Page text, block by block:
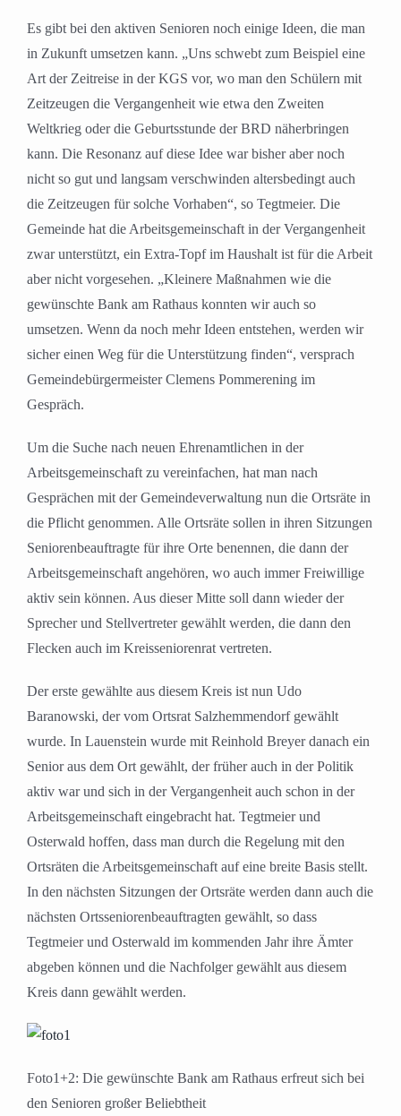
Es gibt bei den aktiven Senioren noch einige Ideen, die man
in Zukunft umsetzen kann. „Uns schwebt zum Beispiel eine
Art der Zeitreise in der KGS vor, wo man den Schülern mit
Zeitzeugen die Vergangenheit wie etwa den Zweiten
Weltkrieg oder die Geburtsstunde der BRD näherbringen
kann. Die Resonanz auf diese Idee war bisher aber noch
nicht so gut und langsam verschwinden altersbedingt auch
die Zeitzeugen für solche Vorhaben“, so Tegtmeier. Die
Gemeinde hat die Arbeitsgemeinschaft in der Vergangenheit
zwar unterstützt, ein Extra-Topf im Haushalt ist für die Arbeit
aber nicht vorgesehen. „Kleinere Maßnahmen wie die
gewünschte Bank am Rathaus konnten wir auch so
umsetzen. Wenn da noch mehr Ideen entstehen, werden wir
sicher einen Weg für die Unterstützung finden“, versprach
Gemeindebürgermeister Clemens Pommerening im
Gespräch.
Um die Suche nach neuen Ehrenamtlichen in der
Arbeitsgemeinschaft zu vereinfachen, hat man nach
Gesprächen mit der Gemeindeverwaltung nun die Ortsräte in
die Pflicht genommen. Alle Ortsräte sollen in ihren Sitzungen
Seniorenbeauftragte für ihre Orte benennen, die dann der
Arbeitsgemeinschaft angehören, wo auch immer Freiwillige
aktiv sein können. Aus dieser Mitte soll dann wieder der
Sprecher und Stellvertreter gewählt werden, die dann den
Flecken auch im Kreisseniorenrat vertreten.
Der erste gewählte aus diesem Kreis ist nun Udo
Baranowski, der vom Ortsrat Salzhemmendorf gewählt
wurde. In Lauenstein wurde mit Reinhold Breyer danach ein
Senior aus dem Ort gewählt, der früher auch in der Politik
aktiv war und sich in der Vergangenheit auch schon in der
Arbeitsgemeinschaft eingebracht hat. Tegtmeier und
Osterwald hoffen, dass man durch die Regelung mit den
Ortsräten die Arbeitsgemeinschaft auf eine breite Basis stellt.
In den nächsten Sitzungen der Ortsräte werden dann auch die
nächsten Ortsseniorenbeauftragten gewählt, so dass
Tegtmeier und Osterwald im kommenden Jahr ihre Ämter
abgeben können und die Nachfolger gewählt aus diesem
Kreis dann gewählt werden.
Foto1+2: Die gewünschte Bank am Rathaus erfreut sich bei
den Senioren großer Beliebtheit